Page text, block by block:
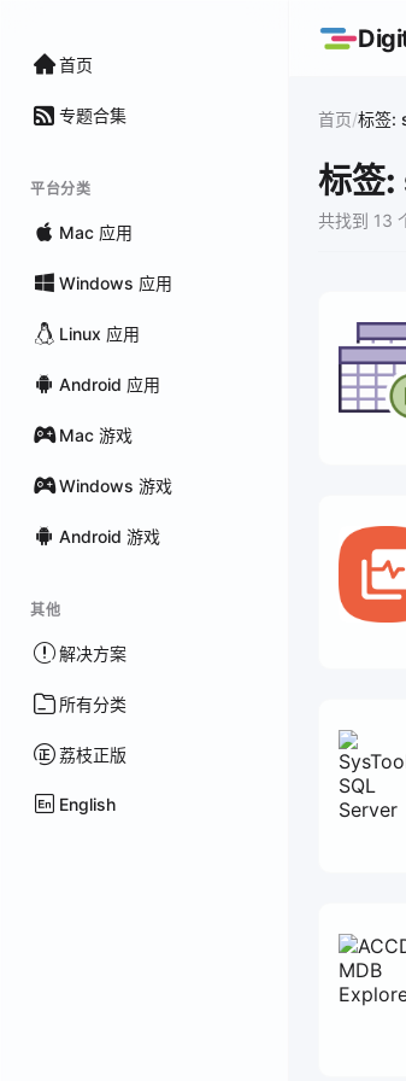
首页
专题合集
平台分类
Mac 应用
Windows 应用
Linux 应用
Android 应用
Mac 游戏
Windows 游戏
Android 游戏
其他
解决方案
所有分类
荔枝正版
English
首页/标签:
标签
共找到 13